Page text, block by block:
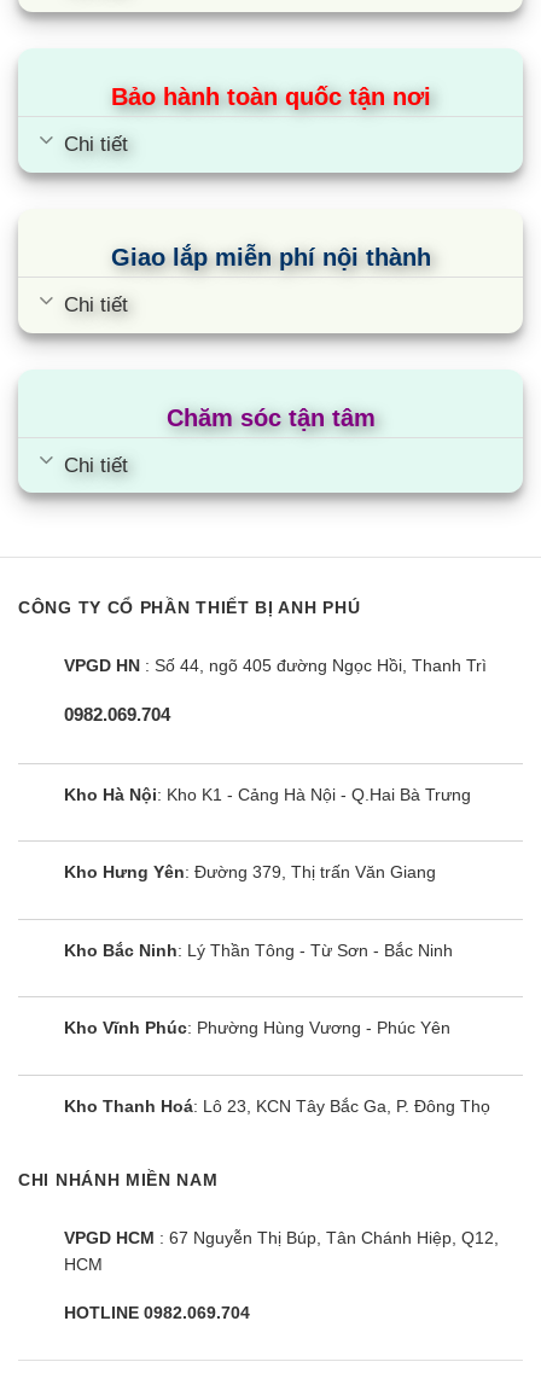
Bảo hành toàn quốc tận nơi
Chi tiết
Giao lắp miễn phí nội thành
Chi tiết
Chăm sóc tận tâm
Chi tiết
CÔNG TY CỔ PHẦN THIẾT BỊ ANH PHÚ
VPGD HN : Số 44, ngõ 405 đường Ngọc Hồi, Thanh Trì
0982.069.704
Kho Hà Nội: Kho K1 - Cảng Hà Nội - Q.Hai Bà Trưng
Kho Hưng Yên: Đường 379, Thị trấn Văn Giang
Kho Bắc Ninh: Lý Thần Tông - Từ Sơn - Bắc Ninh
Kho Vĩnh Phúc: Phường Hùng Vương - Phúc Yên
Kho Thanh Hoá: Lô 23, KCN Tây Bắc Ga, P. Đông Thọ
CHI NHÁNH MIỀN NAM
VPGD HCM : 67 Nguyễn Thị Búp, Tân Chánh Hiệp, Q12,
HCM
HOTLINE 0982.069.704